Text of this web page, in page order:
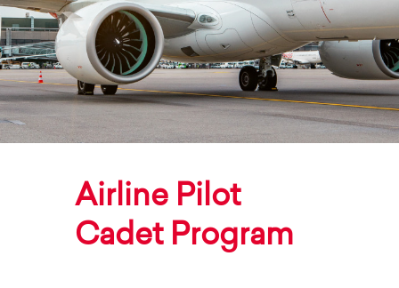
Airline Pilot
Cadet Program